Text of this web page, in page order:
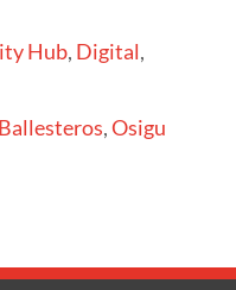
Hub, Digital,
,Osigu